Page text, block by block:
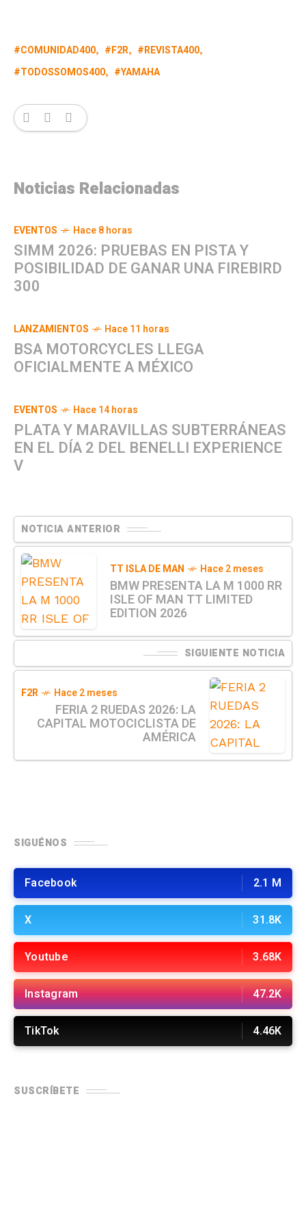
COMUNIDAD400 F2R
REVISTA400
TODOSSOMOS400
YAMAHA
Noticias Relacionadas
EVENTOS Hace 8 horas
SIMM 2026: PRUEBAS EN PISTA Y
POSIBILIDAD DE GANAR UNA FIREBIRD
300
LANZAMIENTOS Hace 11 horas
BSA MOTORCYCLES LLEGA
OFICIALMENTE A MÉXICO
EVENTOS Hace 14 horas
PLATA Y MARAVILLAS SUBTERRÁNEAS
EN EL DÍA 2 DEL BENELLI EXPERIENCE
V
NOTICIA ANTERIOR
TT ISLA DE MAN Hace 2 meses
BMW PRESENTA LA M 1000 RR
ISLE OF MAN TT LIMITED
EDITION 2026
SIGUIENTE NOTICIA
F2R Hace 2 meses
FERIA 2 RUEDAS 2026: LA
CAPITAL MOTOCICLISTA DE
AMÉRICA
SIGUÉNOS
Facebook 2.1 M
X 31.8K
Youtube 3.68K
Instagram 47.2K
TikTok 4.46K
SUSCRÍBETE